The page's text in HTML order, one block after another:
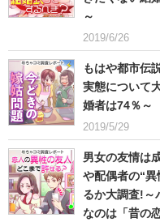
～
2019/6/26
もはや都市伝
実態について
婚者は74％～
2019/5/29
男女の友情は
や配偶者の“
るか大調査!～
なのは「昔の